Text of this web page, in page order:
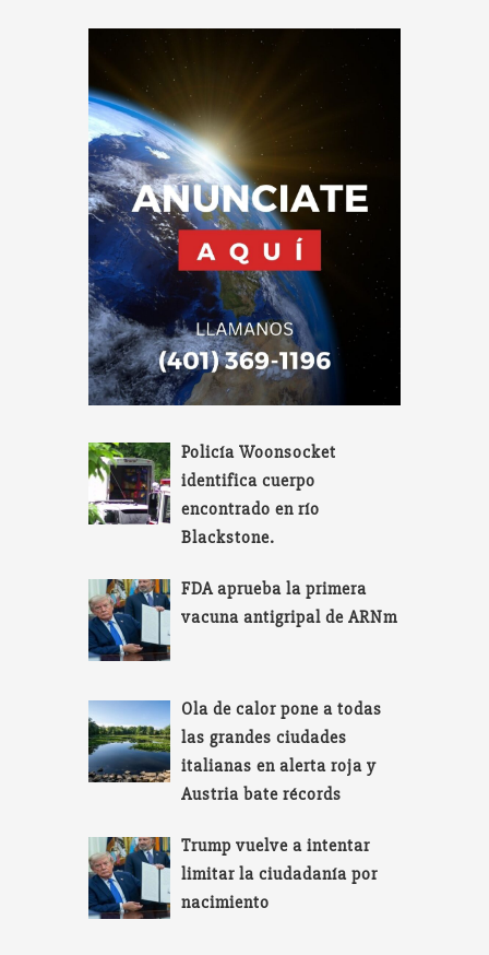
Policía Woonsocket
identifica cuerpo
encontrado en río
Blackstone.
FDA aprueba la primera
vacuna antigripal de ARNm
Ola de calor pone a todas
las grandes ciudades
italianas en alerta roja y
Austria bate récords
Trump vuelve a intentar
limitar la ciudadanía por
nacimiento